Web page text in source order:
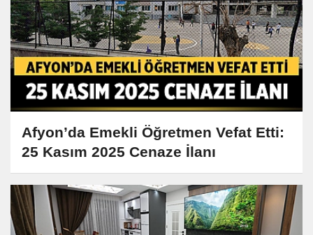
Afyon’da Emekli Öğretmen Vefat Etti:
25 Kasım 2025 Cenaze İlanı